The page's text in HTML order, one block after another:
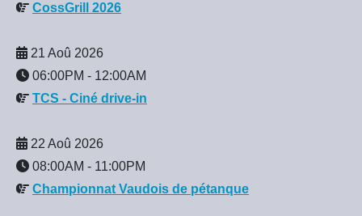
CossGrill 2026
21 Aoû 2026
06:00PM - 12:00AM
TCS - Ciné drive-in
22 Aoû 2026
08:00AM - 11:00PM
Championnat Vaudois de pétanque